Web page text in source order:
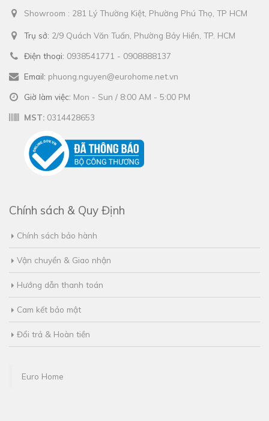
Showroom : 281 Lý Thường Kiệt, Phường Phú Thọ, TP HCM
Trụ sở: 2/9 Quách Văn Tuấn, Phường Bảy Hiền, TP. HCM
Điện thoại: 0938541771 - 0908888137
Email: phuong.nguyen@eurohome.net.vn
Giờ làm việc: Mon - Sun / 8:00 AM - 5:00 PM
MST: 0314428653
Chính sách & Quy Định
Chính sách bảo hành
Vận chuyển & Giao nhận
Hướng dẫn thanh toán
Cam kết bảo mật
Đổi trả & Hoàn tiền
Euro Home